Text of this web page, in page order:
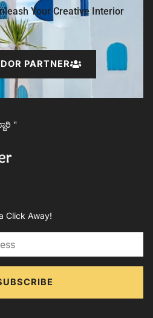
Your Creative Interior
PARTNER
"
Click Away!